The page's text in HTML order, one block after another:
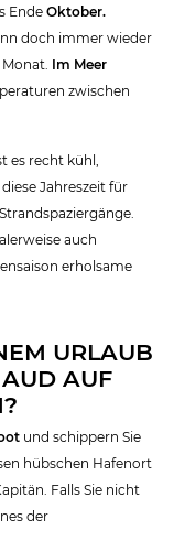
Ende Oktober.
doch immer wieder
Im Meer
zwischen
es recht kühl,
Jahreszeit für
auch
erholsame
URLAUB
AUF
und schippern Sie
hübschen Hafenort
Falls Sie nicht
der